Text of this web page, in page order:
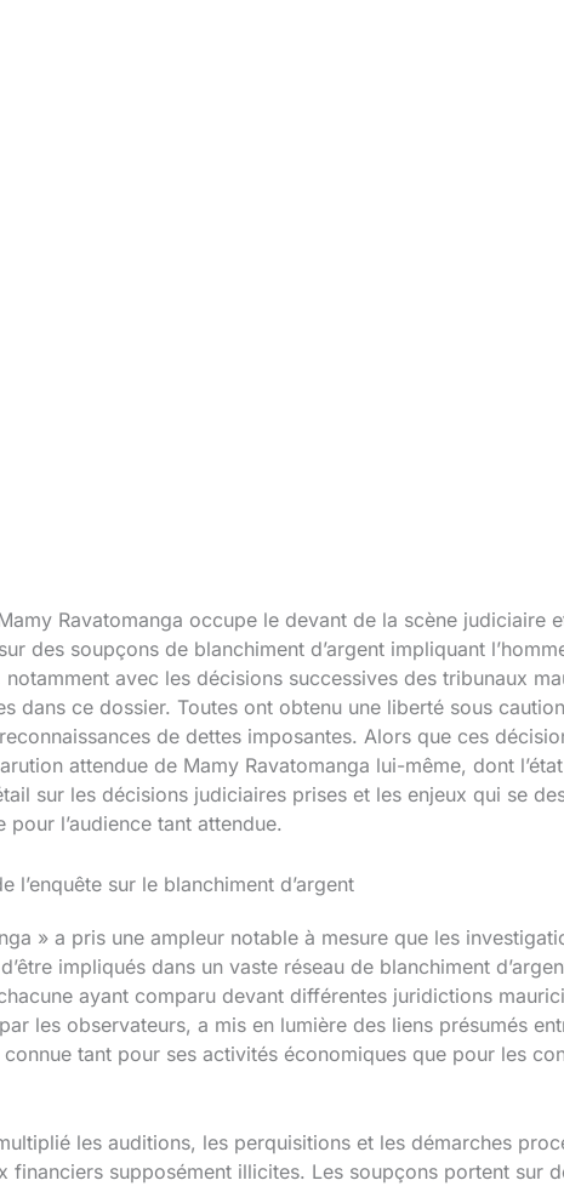
Ravatomanga occupe le devant de la scène judiciaire
des soupçons de blanchiment d’argent impliquant
avec les décisions successives des tribunaux
dans ce dossier. Toutes ont obtenu une liberté sous
de dettes imposantes. Alors que ces
attendue de Mamy Ravatomanga lui-même, dont
sur les décisions judiciaires prises et les enjeux qui se
l’audience tant attendue.
l’enquête sur le blanchiment d’argent
» a pris une ampleur notable à mesure que les
impliqués dans un vaste réseau de blanchiment
ayant comparu devant différentes juridictions
les observateurs, a mis en lumière des liens présumés
tant pour ses activités économiques que pour les
les auditions, les perquisitions et les démarches
financiers supposément illicites. Les soupçons portent sur